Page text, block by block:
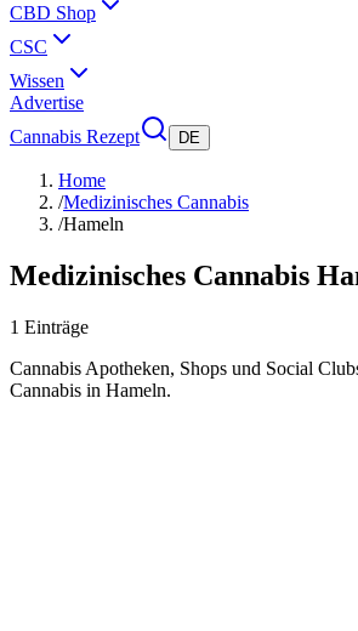
CBD Shop
CSC
Wissen
Advertise
Cannabis Rezept
DE
Home
/Medizinisches Cannabis
/Hameln
Medizinisches Cannabis
1 Einträge
Cannabis Apotheken, Shops und Social
Cannabis in Hameln.